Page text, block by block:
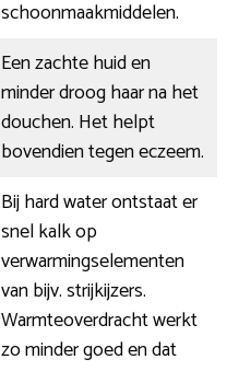
schoonmaakmiddelen.
Een zachte huid en
minder droog haar na het
douchen. Het helpt
bovendien tegen eczeem.
Bij hard water ontstaat er
snel kalk op
verwarmingselementen
van bijv. strijkijzers.
Warmteoverdracht werkt
zo minder goed en dat